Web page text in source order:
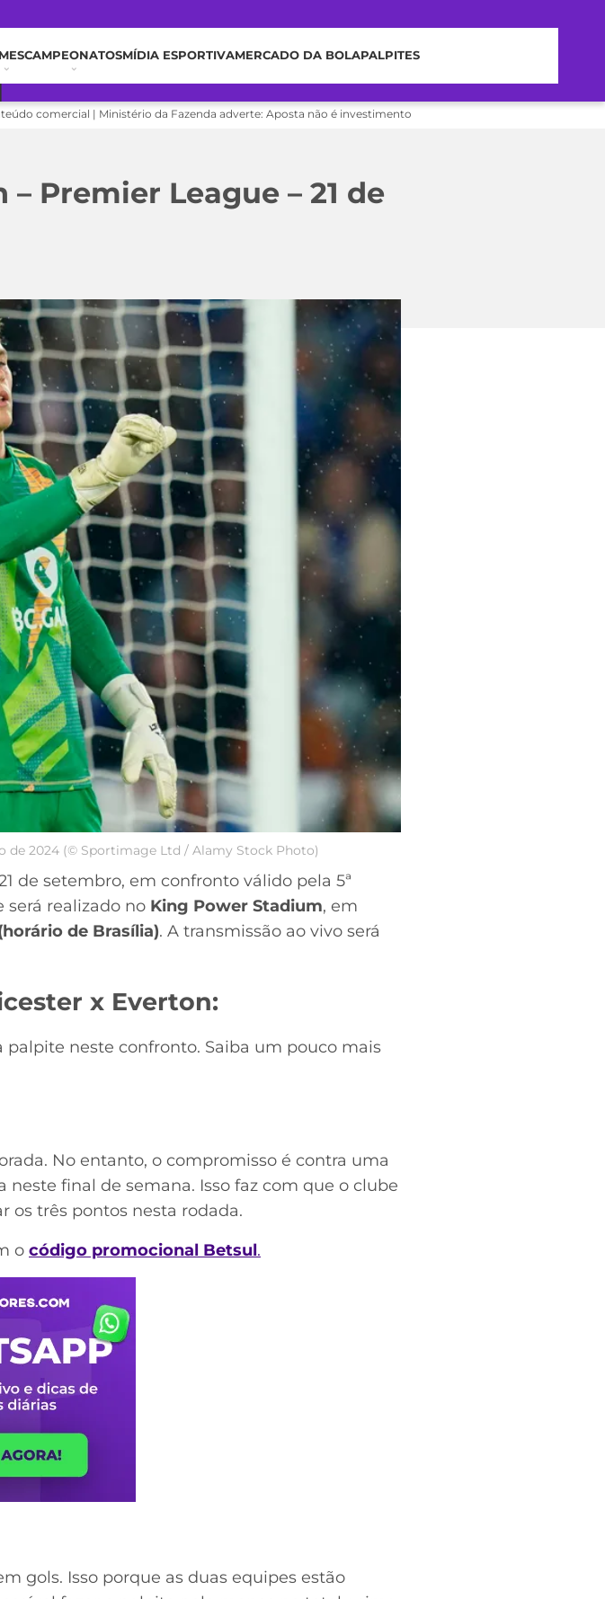
CAMPEONATOSMÍDIA ESPORTIVAMERCADO DA BOLAPALPITES
comercial | Ministério da Fazenda adverte: Aposta não é investimento
Premier League – 21 de
de 2024 (© Sportimage Ltd / Alamy Stock Photo)
de setembro, em confronto válido pela 5ª
será realizado no King Power Stadium, em
de Brasília). A transmissão ao vivo será
x Everton:
palpite neste confronto. Saiba um pouco mais
No entanto, o compromisso é contra uma
final de semana. Isso faz com que o clube
os três pontos nesta rodada.
o código promocional Betsul.
gols. Isso porque as duas equipes estão